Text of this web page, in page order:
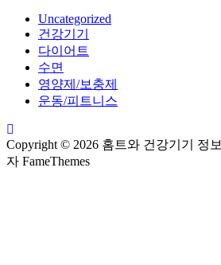
Uncategorized
건강기기
다이어트
수면
영양제/보충제
운동/피트니스
Copyright © 2026 홈트와 건강기기 정보
자 FameThemes